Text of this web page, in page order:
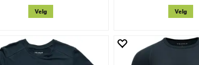
Velg Velg